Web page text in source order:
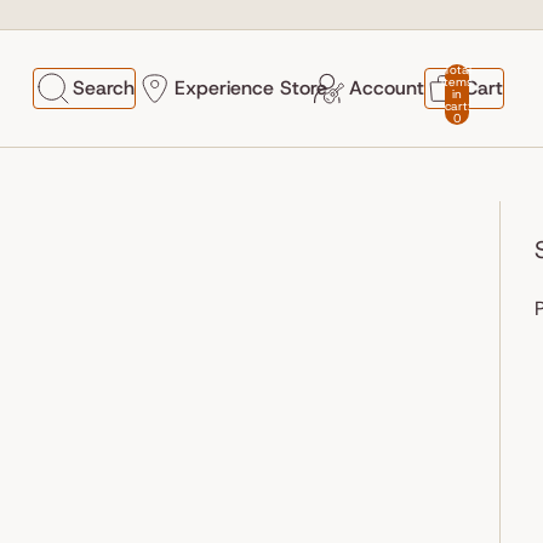
Search Experience Store Account
Total
items
in
cart:
0
Cart